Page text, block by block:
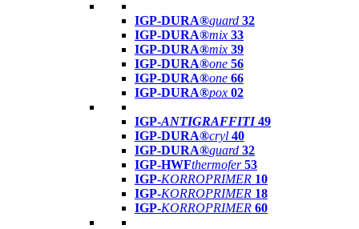
IGP-DURA®guard 32
IGP-DURA®mix 33
IGP-DURA®mix 39
IGP-DURA®one 56
IGP-DURA®one 66
IGP-DURA®pox 02
IGP-ANTIGRAFFITI49
IGP-DURA®cryl 40
IGP-DURA®guard 32
IGP-HWFthermofer 53
IGP-KORROPRIMER 10
IGP-KORROPRIMER 18
IGP-KORROPRIMER 60